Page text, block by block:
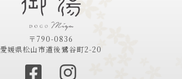
〒790-0836
愛媛県松山市道後鷺谷町2-20